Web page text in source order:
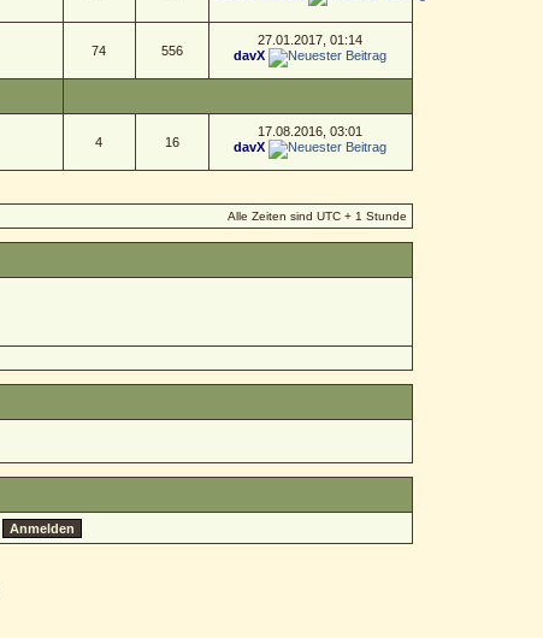
74 556
27.01.2017, 01:14
davX
4 16
17.08.2016, 03:01
davX
Alle Zeiten sind UTC + 1 Stunde